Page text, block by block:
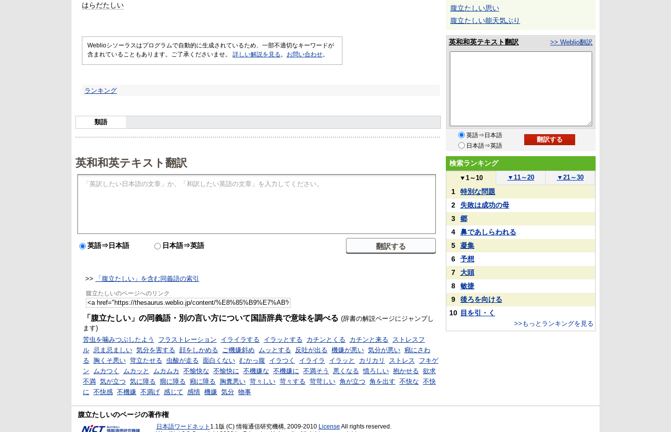
はらだたしい
Weblioシソーラスはプログラムで自動的に生成されているため、一部不適切なキーワードが
含まれていることもあります。ご了承くださいませ。 詳しい解説を見る 。 お問い合わせ。
ランキング
類語
英和和英テキスト翻訳
英語⇒日本語 日本語⇒英語
>> 「腹立たしい」を含む同義語の索引
腹立たしいのページへのリンク
「腹立たしい」の同義語・別の言い方について国語辞典で意味を調べる (辞書の解説ページにジャンプし
ます)
苦虫を噛みつぶしたよう
フラストレーション イライラする イラッとする カチンとくる カチンと来る
ストレスフ
ル 忌ま忌ましい 気分を害する 顔をしかめる ご機嫌斜め ムッとする 反吐が出る 機嫌が悪い 気分が悪い 癪にさわ
る
胸くそ悪い 苛立たせる 虫酸が走る 面白くない むかっ腹 イラつく イライラ イラッと カリカリ ストレス
フキゲ
ン
ムカつく ムカッと ムカムカ 不愉快な 不愉快に 不機嫌な 不機嫌に 不満そう 悪くなる 憤ろしい 抱かせる 欲求
不満 気が立つ 気に障る 癇に障る 癪に障る 胸糞悪い 苛々しい 苛々する 苛苛しい 角が立つ 角を出す 不快な 不快
に 不快感 不機嫌 不満げ 感じて 感情 機嫌 気分 物事
腹立たしい思い
腹立たしい能天気ぶり
英和和英テキスト翻訳 >> Weblio翻訳
英語⇒日本語
日本語⇒英語
検索ランキング
▼ 1～10 ▼ 11～20 ▼ 21～30
1
特別な問題
2
失敗は成功の母
3
郷
4
鼻であしらわれる
5
凝集
6
予想
7
大頭
8
敏捷
9
後ろを向ける
10 目を引・く
>>もっとランキングを見る
腹立たしいのページの著作権
日本語ワードネット 1.1版 (C) 情報通信研究機構, 2009-2010 License All rights reserved.